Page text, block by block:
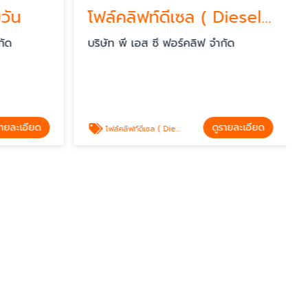
โฟล์คลิฟท์ดีเซล ( Diesel forklift )
บริษัท พี เอส ซี ฟอร์คลิฟ จำกัด
โฟล์คลิฟท์ดีเซล ( Diesel forklift ) ดูรายละเอียด